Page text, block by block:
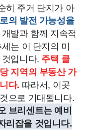
히 주거 단지가 아
의 발전 가능성을
발과 함께 지속적
는 이 단지의 미
입니다. 주택 클
지역의 부동산 가
다. 따라서, 이곳
으로 기대됩니다.
브리센트는 예비
리잡을 것입니다.